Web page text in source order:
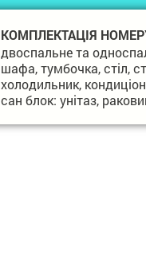
КОМПЛЕКТАЦІЯ
двоспальне та
шафа, тумбочка, стіл,
холодильник,
сан блок: унітаз,